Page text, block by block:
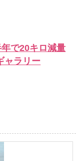
年で20キロ減量
ャラリー